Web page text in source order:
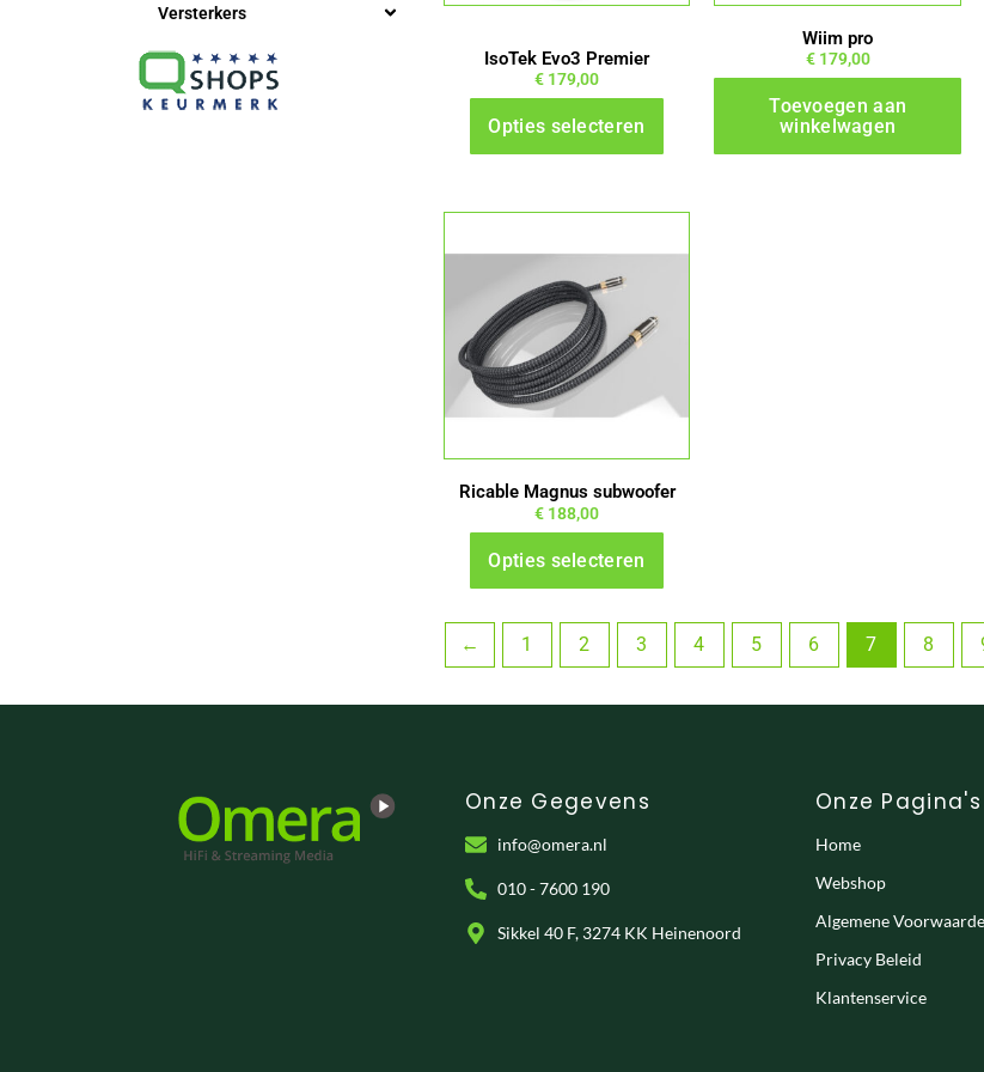
Versterkers
IsoTek Evo3 Premier
€ 179,00
Opties selecteren
worden
op
de
Wiim pro
€179,00
Toevoegen aan
winkelwagen
Ricable Magnus subwoofer
€ 188,00
Opties selecteren
product
heeft
meerdere
variaties.
Deze
optie
worden
op
de
← 1 2 3 4 5 6 7 8
Onze Gegevens
info@omera.nl
010 - 7600 190
Sikkel 40 F, 3274 KK Heinenoord
Onze Pagina's
Home
Webshop
Algemene
Privacy Beleid
Klantenservice